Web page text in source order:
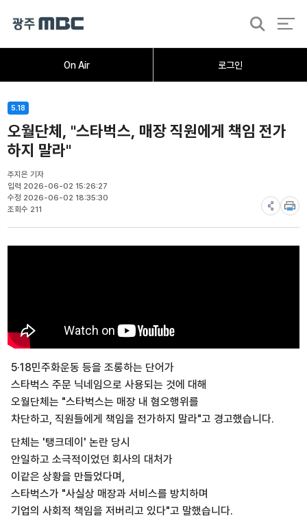
On Air 로그인
검
오늘의뉴스뉴스데스크 취재가시작되자
5.18
오월단체, "스타벅스, 매장 직원에게 책임 전가
하지 말라"
주지은 기자
입력 2026-06-02 15:26:27
수정 2026-06-02 18:35:30
조회수 211
5·18민주화운동 등을 조롱하는 단어가
스타벅스 주문 닉네임으로 사용되는 것에 대해
오월단체는 "스타벅스는 매장 내 혐오행위를
차단하고, 직원들에게 책임을 전가하지 말라"고 경고했습니다.
단체는 '탱크데이' 논란 당시
안일하고 소극적이었던 회사의 대처가
이같은 상황을 만들었다며,
스타벅스가 "사실상 매장과 서비스를 방치하며
기업의 사회적 책임을 저버리고 있다"고 말했습니다.